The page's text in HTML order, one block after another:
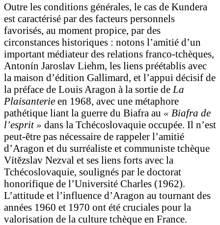
Outre les conditions générales, le cas de Kundera
est caractérisé par des facteurs personnels
favorisés, au moment propice, par des
circonstances historiques : notons l’amitié d’un
important médiateur des relations franco-tchèques,
Antonín Jaroslav Liehm, les liens préétablis avec
la maison d’édition Gallimard, et l’appui décisif de
la préface de Louis Aragon à la sortie de La
Plaisanterie en 1968, avec une métaphore
pathétique liant la guerre du Biafra au « Biafra de
l’esprit » dans la Tchécoslovaquie occupée. Il n’est
peut-être pas nécessaire de rappeler l’amitié
d’Aragon et du surréaliste et communiste tchèque
Vítězslav Nezval et ses liens forts avec la
Tchécoslovaquie, soulignés par le doctorat
honorifique de l’Université Charles (1962).
L’attitude et l’influence d’Aragon au tournant des
années 1960 et 1970 ont été cruciales pour la
valorisation de la culture tchèque en France.